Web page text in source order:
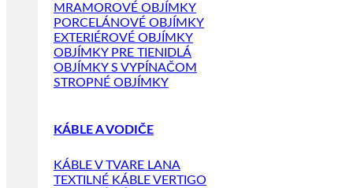
MRAMOROVÉ OBJÍMKY
PORCELÁNOVÉ OBJÍMKY
EXTERIÉROVÉ OBJÍMKY
OBJÍMKY PRE TIENIDLÁ
OBJÍMKY S VYPÍNAČOM
STROPNÉ OBJÍMKY
KÁBLE A VODIČE
KÁBLE V TVARE LANA
TEXTILNÉ KÁBLE VERTIGO